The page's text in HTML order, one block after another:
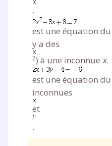
.
est une équation
y a des
2) à une inconnue x.
est une équation
inconnues
et
.